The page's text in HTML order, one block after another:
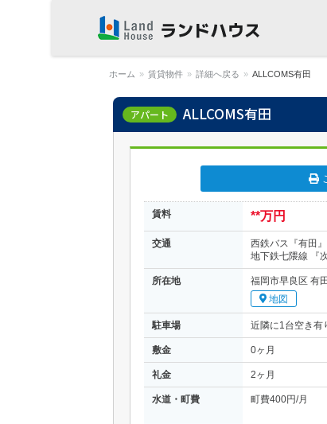
ホーム » 賃貸物件 » 詳細へ戻る » ALLCOMS有田
アパート ALLCOMS有田
賃料 **万円
交通
西鉄バス『有田
地下鉄七隈線 『
所在地
福岡市早良区
地図
駐車場 近隣に1台空き有
敷金 0ヶ月
礼金 2ヶ月
水道・町費 町費400円/月